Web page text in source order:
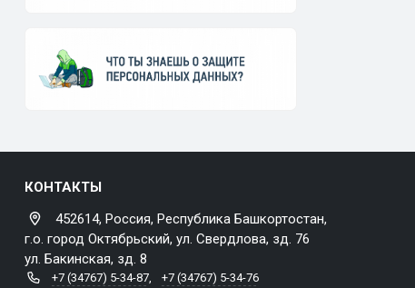
КОНТАКТЫ
452614, Россия, Республика Башкортостан,
г.о. город Октябрьский, ул. Свердлова, зд. 76
ул. Бакинская, зд. 8
+7 (34767) 5-34-87, +7 (34767) 5-34-76